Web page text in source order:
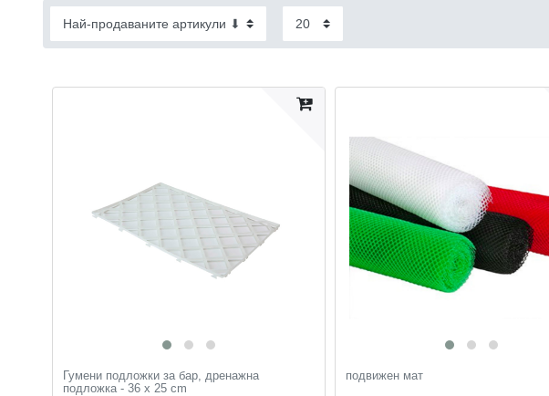
Гумени подложки за бар, дренажна
подложка - 36 x 25 cm
подвижен мат